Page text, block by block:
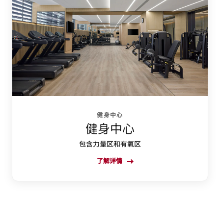
健身中心
健身中心
包含力量区和有氧区
了解详情